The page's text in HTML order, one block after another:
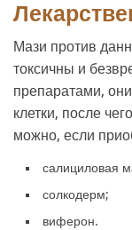
Мази против
токсичны и
препаратами,
клетки, после
можно, если
салициловая
солкодерм;
виферон.